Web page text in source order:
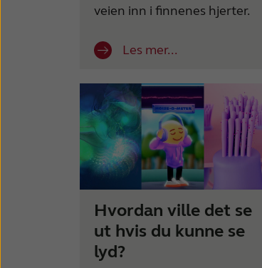
veien inn i finnenes hjerter.
Les mer...
Hvordan ville det se
ut hvis du kunne se
lyd?